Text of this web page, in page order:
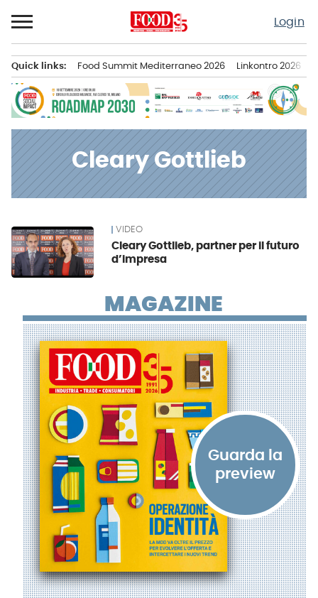
al
contenuto
Login
principale
Quick links: Food Summit Mediterraneo 2026 Linkontro 2026
Cleary Gottlieb
News VIDEO
Cleary Gottlieb, partner per il futuro
d’impresa
MAGAZINE